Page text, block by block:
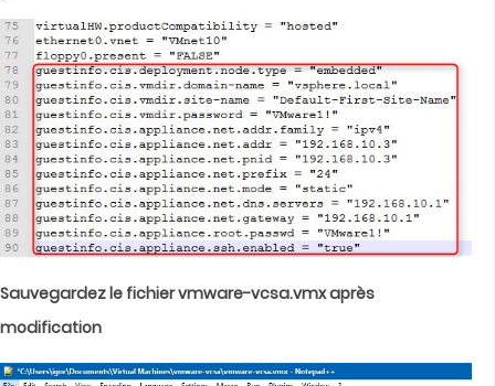
Sauvegardez le fichier vmware-vcsa.vmx après
modification